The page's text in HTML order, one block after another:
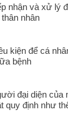
nhận và xử lý
nhân
kiện để cá
bệnh
đại diện của
quy định như